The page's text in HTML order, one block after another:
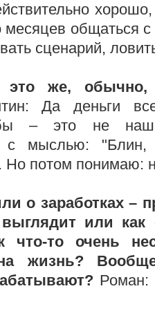
месяцев общаться
сценарий,
же, обычно,
Да деньги
– это не
с мыслью:
Но потом понимаю:
о заработках –
или как
что-то очень
на жизнь?
Роман: